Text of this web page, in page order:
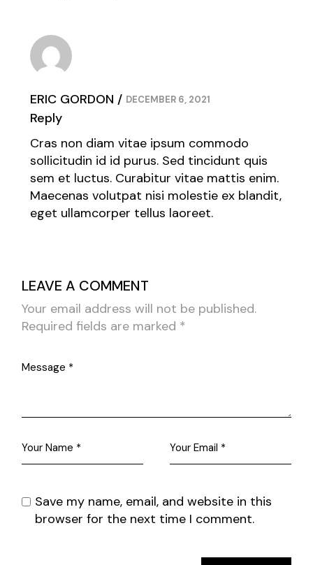
ERIC GORDON DECEMBER 6, 2021
Reply
Cras non diam vitae ipsum commodo
sollicitudin id id purus. Sed tincidunt quis
sem et luctus. Curabitur vitae mattis enim.
Maecenas volutpat nisi molestie ex blandit,
eget ullamcorper tellus laoreet.
LEAVE A COMMENT
Your email address will not be published.
Required fields are marked *
Save my name, email, and website in this
browser for the next time I comment.